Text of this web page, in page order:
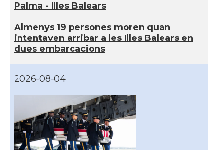
Palma - Illes Balears
Almenys 19 persones moren quan
intentaven arribar a les Illes Balears en
dues embarcacions
2026-08-04